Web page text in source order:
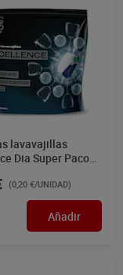
lavavajillas
Dia Super Paco
(0,20 €/UNIDAD)
Añadir